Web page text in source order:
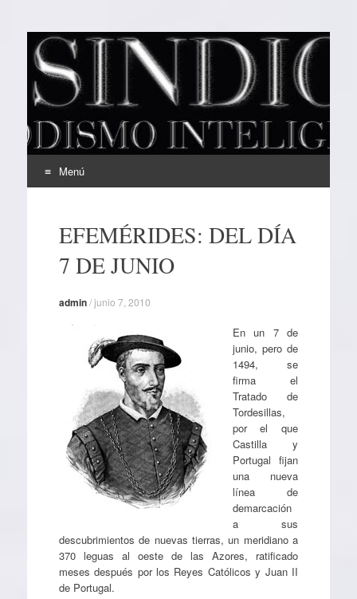
EL SINDICAL
Periodismo Inteligente
Menú
contenidoEFEMÉRIDES: DEL DÍA
7 DE JUNIO
admin/junio 7, 2010
En un 7 de
junio, pero de
1494, se
firma el
Tratado de
Tordesillas,
por el que
Castilla y
Portugal fijan
una nueva
línea de
demarcación
a sus
descubrimientos de nuevas tierras, un meridiano a
370 leguas al oeste de las Azores, ratificado
meses después por los Reyes Católicos y Juan II
de Portugal.